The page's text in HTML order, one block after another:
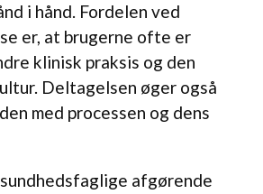
i hånd. Fordelen ved
er, at brugerne ofte er
klinisk praksis og den
Deltagelsen øger også
med processen og dens
afgørende